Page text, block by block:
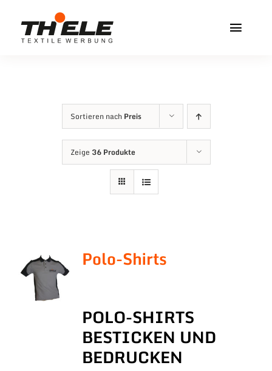
Inhalt
Service & Info
Sortieren nach Preis
Zeige 36 Produkte
Polo-Shirts
POLO-SHIRTS
BESTICKEN UND
BEDRUCKEN